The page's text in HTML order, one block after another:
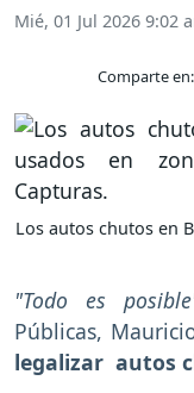
Mié, 01 Jul 2026 9:02
Comparte en:
Los autos chutos en
"Todo es
Públicas,
legalizar autos